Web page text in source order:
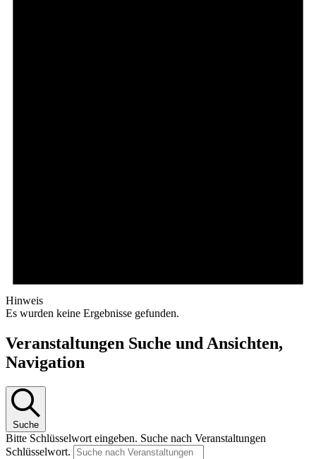
Hinweis
Es wurden keine Ergebnisse gefunden.
Veranstaltungen Suche und Ansichten,
Navigation
Suche
Bitte Schlüsselwort eingeben. Suche nach Veranstaltungen
Schlüsselwort.